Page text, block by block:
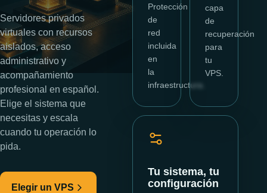
Servidores privados
virtuales con recursos
aislados, acceso
administrativo y
acompañamiento
profesional en español.
Elige el sistema que
necesitas y escala
cuando tu operación lo
pida.
Elegir un VPS
Protección
de
red
incluida
en
la
infraestructura.
capa
de
recuperación
para
tu
VPS.
Tu sistema, tu
configuración